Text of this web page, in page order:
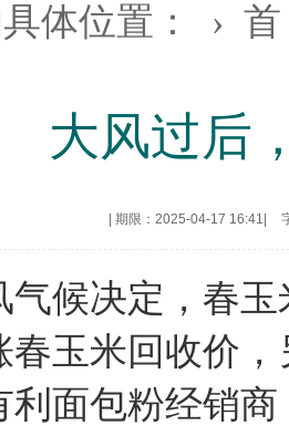
体位置： ›
大风过后
期限：2025-04-17 16:41
决定，春玉
春玉米回收价
利面包粉经销